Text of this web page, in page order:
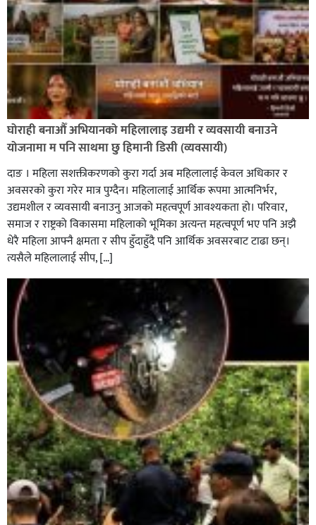
कपिलवस्तु र अर्घाखाँचीको सिमानाका शिव भाइरल पहाड
लुम्बिनीको नयाँ पर्यटकीय हब बन्दै,
नेवार सेवा समिति घोराहीद्वारा एक महिने नेवारी बाजा तथा नृत्य
प्रशिक्षण सुरु,
घोराही बनाऔँ अभियानको महिलालाइ उद्यमी र व्यवसायी बनाउने
योजनामा म पनि साथमा छु हिमानी डिसी (व्यवसायी)
दाङ । महिला सशक्तीकरणको कुरा गर्दा अब महिलालाई केवल अधिकार र
अवसरको कुरा गरेर मात्र पुग्दैन। महिलालाई आर्थिक रूपमा आत्मनिर्भर,
उद्यमशील र व्यवसायी बनाउनु आजको महत्वपूर्ण आवश्यकता हो। परिवार,
समाज र राष्ट्रको विकासमा महिलाको भूमिका अत्यन्त महत्वपूर्ण भए पनि अझै
धेरै महिला आफ्नै क्षमता र सीप हुँदाहुँदै पनि आर्थिक अवसरबाट टाढा छन्।
त्यसैले महिलालाई सीप, […]